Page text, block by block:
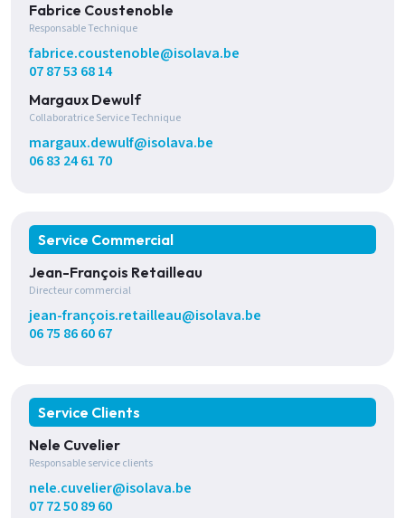
Fabrice Coustenoble
Responsable Technique
fabrice.coustenoble@isolava.be
07 87 53 68 14
Margaux Dewulf
Collaboratrice Service Technique
margaux.dewulf@isolava.be
06 83 24 61 70
Service Commercial
Jean-François Retailleau
Directeur commercial
jean-françois.retailleau@isolava.be
06 75 86 60 67
Service Clients
Nele Cuvelier
Responsable service clients
nele.cuvelier@isolava.be
07 72 50 89 60